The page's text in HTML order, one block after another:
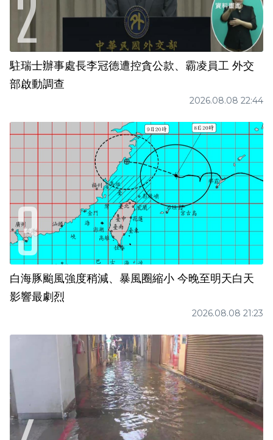
駐瑞士辦事處長李冠德遭控貪公款、霸凌員工 外交
部啟動調查
2026.08.08 22:44
白海豚颱風強度稍減、暴風圈縮小 今晚至明天白天
影響最劇烈
2026.08.08 21:23